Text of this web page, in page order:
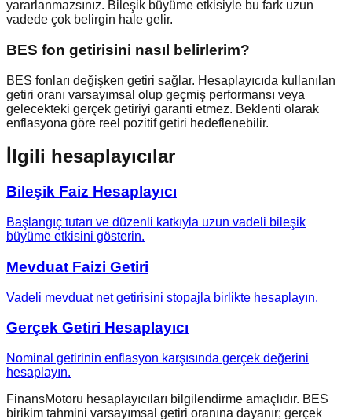
yararlanmazsınız. Bileşik büyüme etkisiyle bu fark uzun
vadede çok belirgin hale gelir.
BES fon getirisini nasıl belirlerim?
BES fonları değişken getiri sağlar. Hesaplayıcıda kullanılan
getiri oranı varsayımsal olup geçmiş performansı veya
gelecekteki gerçek getiriyi garanti etmez. Beklenti olarak
enflasyona göre reel pozitif getiri hedeflenebilir.
İlgili hesaplayıcılar
Bileşik Faiz Hesaplayıcı
Başlangıç tutarı ve düzenli katkıyla uzun vadeli bileşik
büyüme etkisini gösterin.
Mevduat Faizi Getiri
Vadeli mevduat net getirisini stopajla birlikte hesaplayın.
Gerçek Getiri Hesaplayıcı
Nominal getirinin enflasyon karşısında gerçek değerini
hesaplayın.
FinansMotoru hesaplayıcıları bilgilendirme amaçlıdır. BES
birikim tahmini varsayımsal getiri oranına dayanır; gerçek